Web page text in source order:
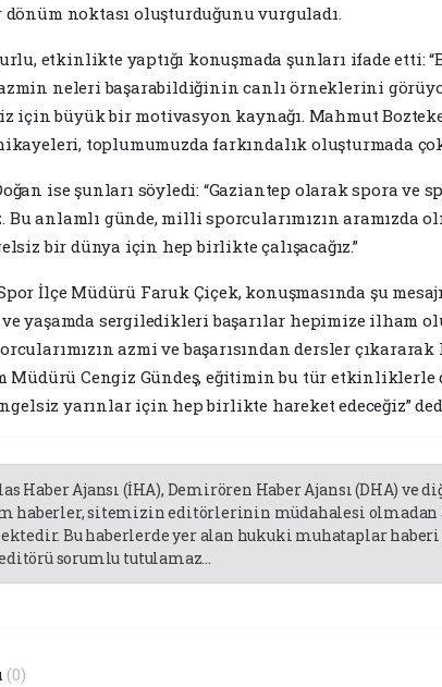
noktası oluşturduğunu vurguladı.
etkinlikte yaptığı konuşmada şunları ifade etti:
neleri başarabildiğinin canlı örneklerini
için büyük bir motivasyon kaynağı. Mahmut
toplumumuzda farkındalık oluşturmada
ise şunları söyledi: “Gaziantep olarak spora ve
Bu anlamlı günde, milli sporcularımızın aramızda
bir dünya için hep birlikte çalışacağız.”
İlçe Müdürü Faruk Çiçek, konuşmasında şu
yaşamda sergiledikleri başarılar hepimize ilham
azmi ve başarısından dersler
Müdürü Cengiz Gündeş, eğitimin bu tür etkinliklerle
yarınlar için hep birlikte hareket edeceğiz”
Haber Ajansı (İHA), Demirören Haber Ajansı (DHA) ve
haberler, sitemizin editörlerinin müdahalesi olmadan
Bu haberlerde yer alan hukuki muhataplar haberi
sorumlu tutulamaz...
(0)